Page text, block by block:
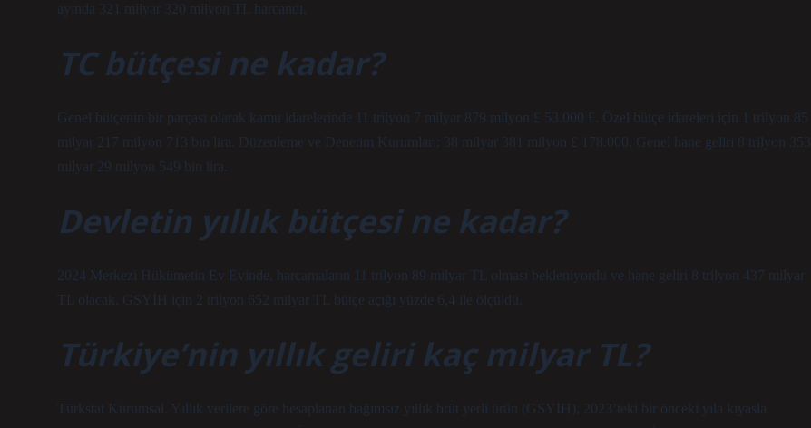
ayında 321 milyar 320 milyon TL harcandı.
TC bütçesi ne kadar?
Genel bütçenin bir parçası olarak kamu idarelerinde 11 trilyon 7 milyar 879 milyon £ 53.000 £. Özel bütçe idareleri için 1 trilyon 85
milyar 217 milyon 713 bin lira. Düzenleme ve Denetim Kurumları: 38 milyar 381 milyon £ 178.000. Genel hane geliri 8 trilyon 353
milyar 29 milyon 549 bin lira.
Devletin yıllık bütçesi ne kadar?
2024 Merkezi Hükümetin Ev Evinde, harcamaların 11 trilyon 89 milyar TL olması bekleniyordu ve hane geliri 8 trilyon 437 milyar
TL olacak. GSYİH için 2 trilyon 652 milyar TL bütçe açığı yüzde 6,4 ile ölçüldü.
Türkiye’nin yıllık geliri kaç milyar TL?
Türkstat Kurumsal. Yıllık verilere göre hesaplanan bağımsız yıllık brüt yerli ürün (GSYİH), 2023’teki bir önceki yıla kıyasla